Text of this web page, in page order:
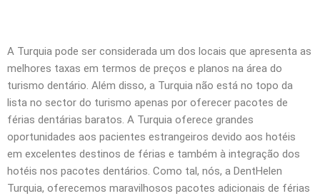
A Turquia pode ser considerada um dos locais que apresenta as
melhores taxas em termos de preços e planos na área do
turismo dentário. Além disso, a Turquia não está no topo da
lista no sector do turismo apenas por oferecer pacotes de
férias dentárias baratos. A Turquia oferece grandes
oportunidades aos pacientes estrangeiros devido aos hotéis
em excelentes destinos de férias e também à integração dos
hotéis nos pacotes dentários. Como tal, nós, a DentHelen
Turquia, oferecemos maravilhosos pacotes adicionais de férias